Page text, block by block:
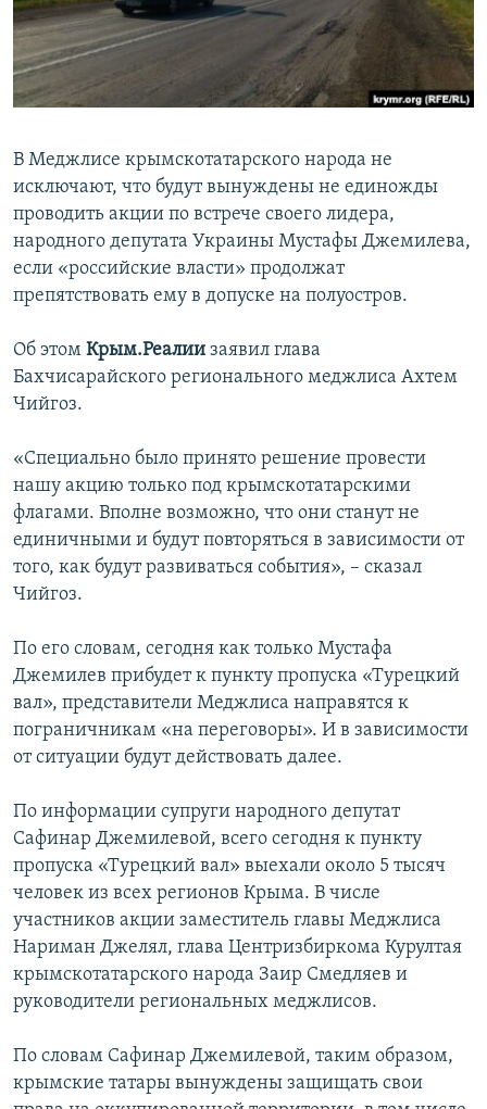
ПОБЕДИТЕЛЕЙ НЕ СУДЯТ?
КРЫМ.НЕПОКОРЕННЫЙ
ELIFBE
ПРИСОЕДИНЯЙТЕСЬ!
Все сайты RFE/RL
В Меджлисе крымскотатарского народа не
исключают, что будут вынуждены не единожды
проводить акции по встрече своего лидера,
народного депутата Украины Мустафы Джемилева,
если «российские власти» продолжат
препятствовать ему в допуске на полуостров.
Об этом Крым.Реалии заявил глава
Бахчисарайского регионального меджлиса Ахтем
Чийгоз.
«Специально было принято решение провести
нашу акцию только под крымскотатарскими
флагами. Вполне возможно, что они станут не
единичными и будут повторяться в зависимости от
того, как будут развиваться события», – сказал
Чийгоз.
По его словам, сегодня как только Мустафа
Джемилев прибудет к пункту пропуска «Турецкий
вал», представители Меджлиса направятся к
пограничникам «на переговоры». И в зависимости
от ситуации будут действовать далее.
По информации супруги народного депутат
Сафинар Джемилевой, всего сегодня к пункту
пропуска «Турецкий вал» выехали около 5 тысяч
человек из всех регионов Крыма. В числе
участников акции заместитель главы Меджлиса
Нариман Джелял, глава Центризбиркома Курултая
крымскотатарского народа Заир Смедляев и
руководители региональных меджлисов.
По словам Сафинар Джемилевой, таким образом,
крымские татары вынуждены защищать свои